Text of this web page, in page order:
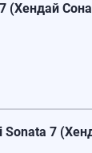
(Хендай
7